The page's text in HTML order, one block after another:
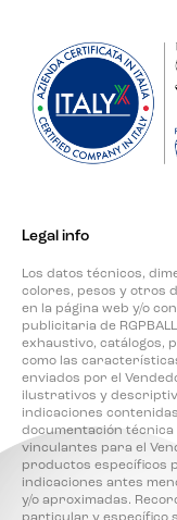
Legal info
Los datos técnicos,
colores, pesos y otros
en la página web y/o
publicitaria de
exhaustivo, catálogos,
como las
enviados por el
ilustrativos y
indicaciones
documentación técnica
vinculantes para el
productos específicos
indicaciones antes
y/o aproximadas.